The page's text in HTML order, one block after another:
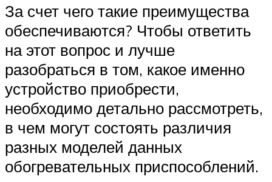
За счет чего такие преимущества
обеспечиваются? Чтобы ответить
на этот вопрос и лучше
разобраться в том, какое именно
устройство приобрести,
необходимо детально рассмотреть,
в чем могут состоять различия
разных моделей данных
обогревательных приспособлений.